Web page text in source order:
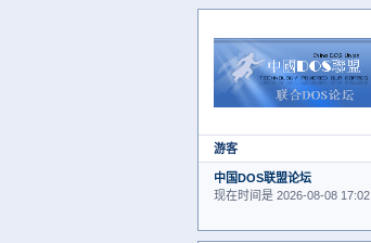
游客
中国DOS联盟论坛
现在时间是 2026-08-08 17:02